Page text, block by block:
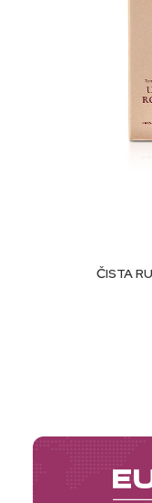
ČISTA